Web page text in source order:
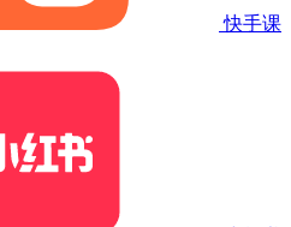
快手课